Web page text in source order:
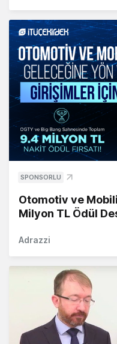
SPONSORLU
Otomotiv ve
Milyon TL Ödül
Adrazzi